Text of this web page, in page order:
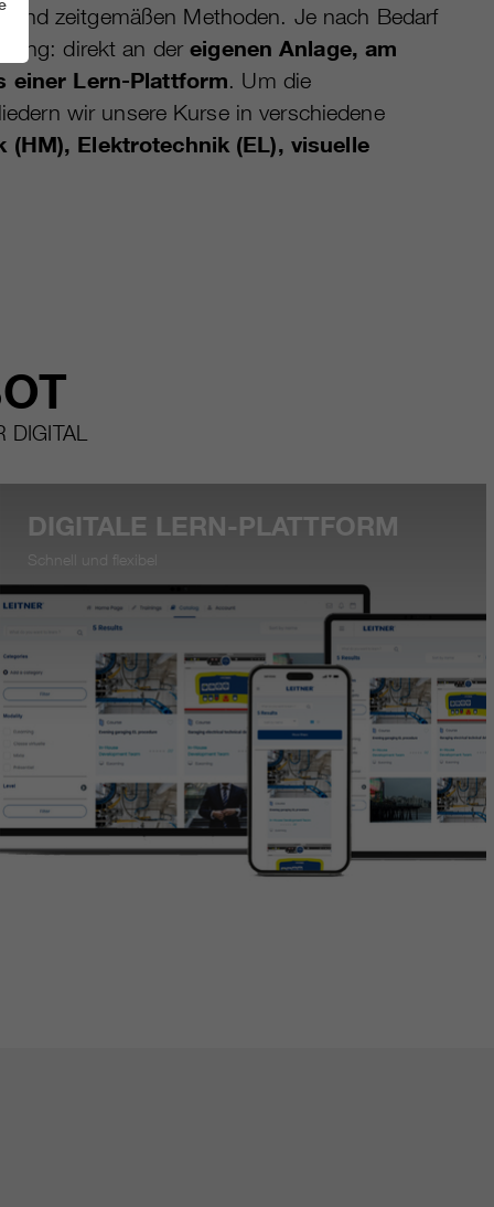
und zeitgemäßen Methoden. Je nach Bedarf
direkt an dereigenen Anlage, am
einer Lern-Plattform. Um die
wir unsere Kurse in verschiedene
(HM), Elektrotechnik (EL), visuelle
DIGITAL
DIGITALE LERN-PLATTFORM
Schnell und flexibel